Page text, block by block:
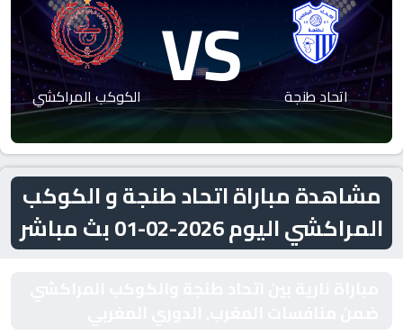
اتحاد طنجة VS الكوكب المراكشي
مشاهدة مباراة اتحاد طنجة و الكوكب
المراكشي اليوم 2026-02-01 بث مباشر